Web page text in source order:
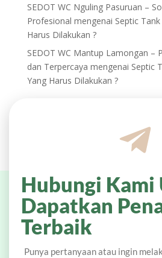
SEDOT WC Nguling Pasuruan –
Profesional mengenai Septic
Harus Dilakukan ?
SEDOT WC Mantup Lamongan –
dan Terpercaya mengenai Septic
Yang Harus Dilakukan ?
Hubungi
Dapatkan
Terbaik
Punya pertanyaan atau ingin